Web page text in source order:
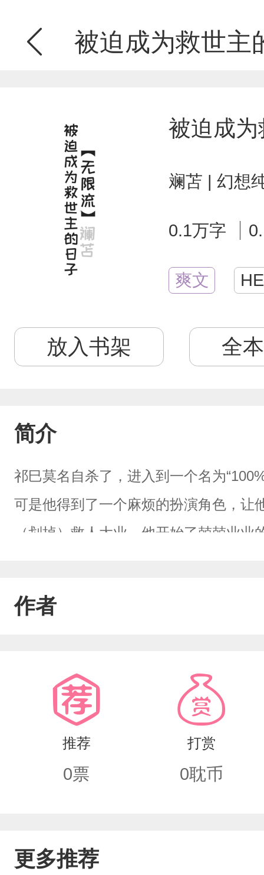
被迫成为救世主
被迫成
斓苫 | 幻想
0.1万字
爽文 HE
放入书架 全
简介
祁巳莫名自杀了，进入到一个名为
可是他得到了一个麻烦的扮演角色，
（划掉）救人大业，他开始了兢兢业
作者
推荐
0票
打赏
0耽币
更多推荐